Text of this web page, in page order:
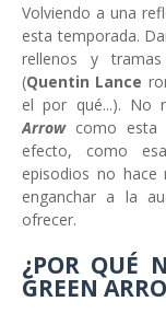
Volviendo a una
esta temporada.
rellenos y
(Quentin Lance
el por qué...). No
Arrow como esta
efecto, como
episodios no hace
enganchar a la
ofrecer.
¿POR QUÉ
GREEN